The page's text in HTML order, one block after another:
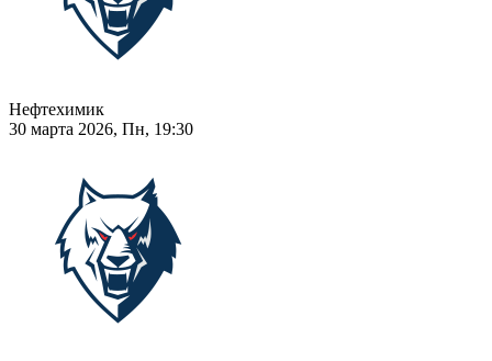
Нефтехимик
30 марта 2026, Пн, 19:30